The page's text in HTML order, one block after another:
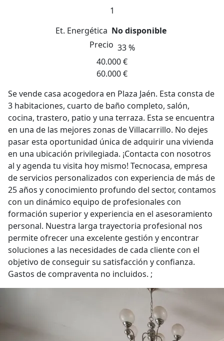
1
Et. Energética No disponible
Precio 33 %
40.000 €
60.000 €
Se vende casa acogedora en Plaza Jaén. Esta consta de
3 habitaciones, cuarto de baño completo, salón,
cocina, trastero, patio y una terraza. Esta se encuentra
en una de las mejores zonas de Villacarrillo. No dejes
pasar esta oportunidad única de adquirir una vivienda
en una ubicación privilegiada. ¡Contacta con nosotros
al y agenda tu visita hoy mismo! Tecnocasa, empresa
de servicios personalizados con experiencia de más de
25 años y conocimiento profundo del sector, contamos
con un dinámico equipo de profesionales con
formación superior y experiencia en el asesoramiento
personal. Nuestra larga trayectoria profesional nos
permite ofrecer una excelente gestión y encontrar
soluciones a las necesidades de cada cliente con el
objetivo de conseguir su satisfacción y confianza.
Gastos de compraventa no incluidos. ;